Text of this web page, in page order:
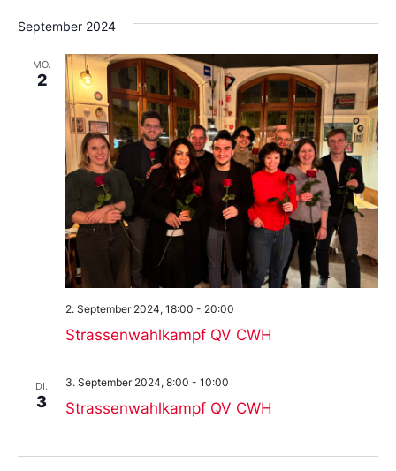
September 2024
MO.
2
Strassenwahlkampf QV CWH
2. September 2024, 18:00 - 20:00
DI.
3 Strassenwahlkampf QV CWH
3. September 2024, 8:00 - 10:00